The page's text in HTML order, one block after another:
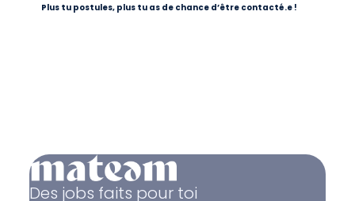
Plus tu postules, plus tu as de chance d’être contacté.e !
Des jobs faits pour toi